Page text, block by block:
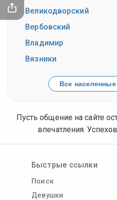
Великодворский
Вербовский
Владимир
Вязники
Все
Пусть общение на сайте
впечатления.
Быстрые ссылки
Поиск
Девушки